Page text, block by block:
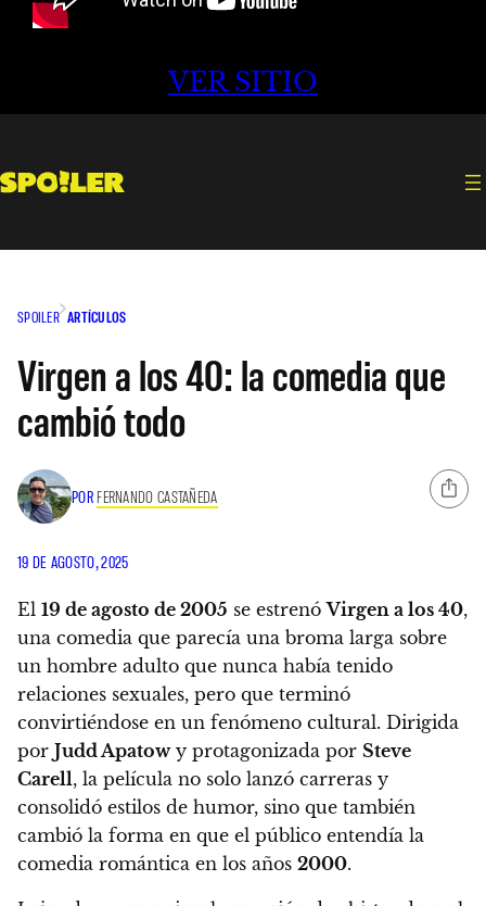
VER SITIO
SPOILER ARTÍCULOS
Virgen a los 40: la comedia que
cambió todo
POR FERNANDO CASTAÑEDA
19 DE AGOSTO, 2025
El 19 de agosto de 2005 se estrenóVirgen a los 40,
una comedia que parecía una broma larga sobre
un hombre adulto que nunca había tenido
relaciones sexuales, pero que terminó
convirtiéndose en un fenómeno cultural. Dirigida
por Judd Apatowy protagonizada por Steve
Carell, la película no solo lanzó carreras y
consolidó estilos de humor, sino que también
cambió la forma en que el público entendía la
comedia romántica en los años 2000.